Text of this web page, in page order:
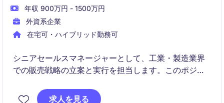
年収 900万円 - 1500万円
外資系企業
在宅可・ハイブリッド勤務可
シニアセールスマネージャーとして、工業・製造業界
での販売戦略の立案と実行を担当します。このポジシ
組みをリードしていただきます。
求人を見る